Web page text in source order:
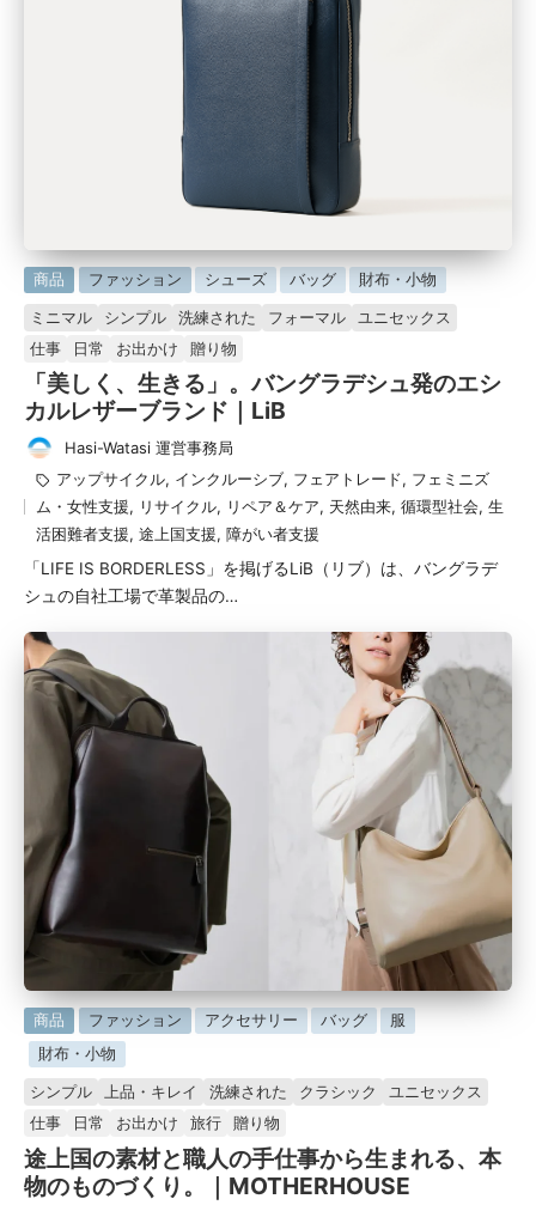
に
済
み
商品 ファッション シューズ バッグ 財布・小物
ミニマル シンプル 洗練された フォーマル
ユニセックス
仕事
日常 お出かけ 贈り物
「美しく、生きる」。バングラデシュ発のエシ
カルレザーブランド｜LiB
投
稿
者
Hasi-Watasi 運営事務局
タ
グ：
アップサイクル, インクルーシブ, フェアトレード, フェミニズ
ム・女性支援, リサイクル, リペア＆ケア, 天然由来, 循環型社会, 生
活困難者支援, 途上国支援, 障がい者支援
「LIFE IS BORDERLESS」を掲げるLiB（リブ）は、バングラデ
シュの自社工場で革製品の…
に
掲
載
済
み
商品 ファッション アクセサリー バッグ
服
財布・小物
シンプル 上品・キレイ 洗練された クラシック
ユニセックス
仕事
日常 お出かけ 旅行 贈り物
途上国の素材と職人の手仕事から生まれる、本
物のものづくり。｜MOTHERHOUSE